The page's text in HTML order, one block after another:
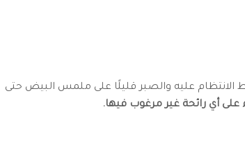
الانتظام عليه والصبر قليلًا على ملمس البيض حتى
على أي رائحة غير مرغوب فيها.